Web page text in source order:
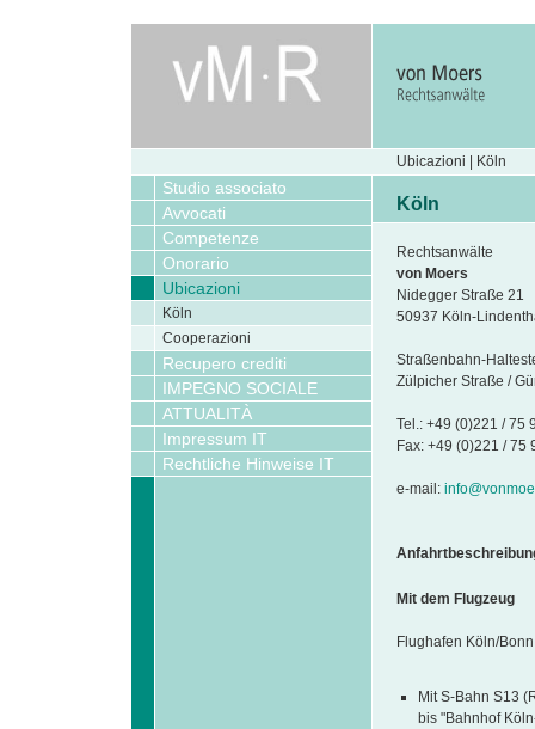
Ubicazioni | Köln
Studio associato
Avvocati
Competenze
Onorario
Ubicazioni
Köln
Cooperazioni
Recupero crediti
IMPEGNO SOCIALE
ATTUALITÀ
Impressum IT
Rechtliche Hinweise IT
Köln
Rechtsanwälte
von Moers
Nidegger Straße 21
50937 Köln-
Straßenbahn-
Zülpicher Straße /
Tel.: +49 (0)221 / 75
Fax: +49 (0)221 / 75
e-mail:
Mit dem Flugzeug
Flughafen Köln/
Mit S-Bahn S13
bis "Bahnhof